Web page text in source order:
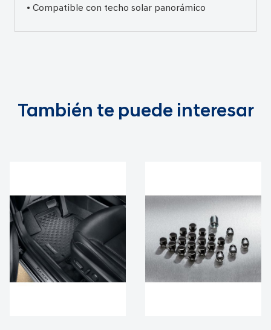
• Compatible con techo solar panorámico
También te puede interesar